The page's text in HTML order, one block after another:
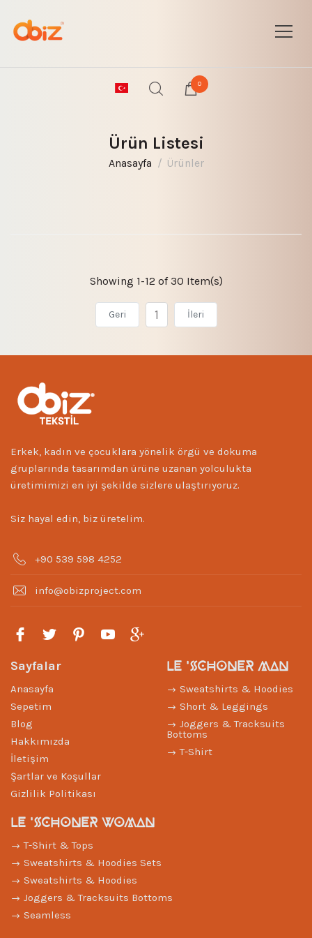
0
Ürün Listesi
Anasayfa Ürünler
Showing 1-12 of 30 Item(s)
Geri 1 İleri
Erkek, kadın ve çocuklara yönelik örgü ve dokuma
gruplarında tasarımdan ürüne uzanan yolculukta
üretimimizi en iyi şekilde sizlere ulaştırıyoruz.
Siz hayal edin, biz üretelim.
+90 539 598 4252
info@obizproject.com
Sayfalar
Anasayfa
Sepetim
Blog
Hakkımızda
İletişim
Şartlar ve Koşullar
Gizlilik Politikası
LE 'SCHONER MAN
Sweatshirts & Hoodies
Short & Leggings
Joggers & Tracksuits
Bottoms
T-Shirt
LE 'SCHONER WOMAN
T-Shirt & Tops
Sweatshirts & Hoodies Sets
Sweatshirts & Hoodies
Joggers & Tracksuits Bottoms
Seamless